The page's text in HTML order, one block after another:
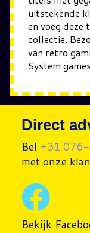
uitstekende
en voeg deze
collectie.
van retro
System
Direct
Bel +31
met onze
Bekijk